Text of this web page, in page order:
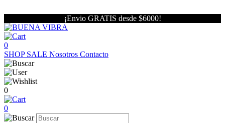
¡Envio GRATIS desde $6000!
0
SHOP SALE Nosotros Contacto
0
0